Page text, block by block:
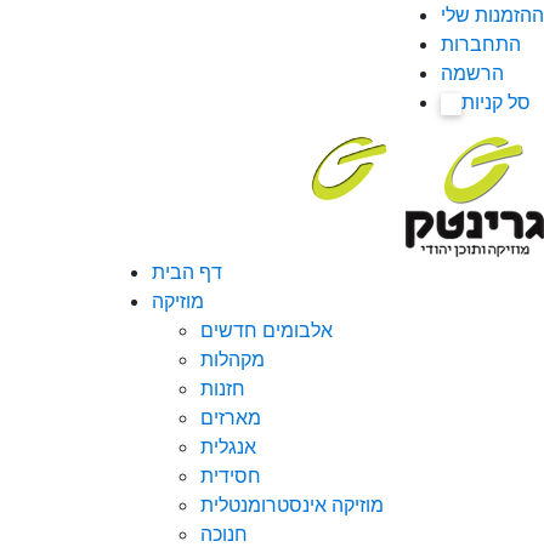
ההזמנות שלי
התחברות
הרשמה
סל קניות
דף הבית
מוזיקה
אלבומים חדשים
מקהלות
חזנות
מארזים
אנגלית
חסידית
מוזיקה אינסטרומנטלית
חנוכה